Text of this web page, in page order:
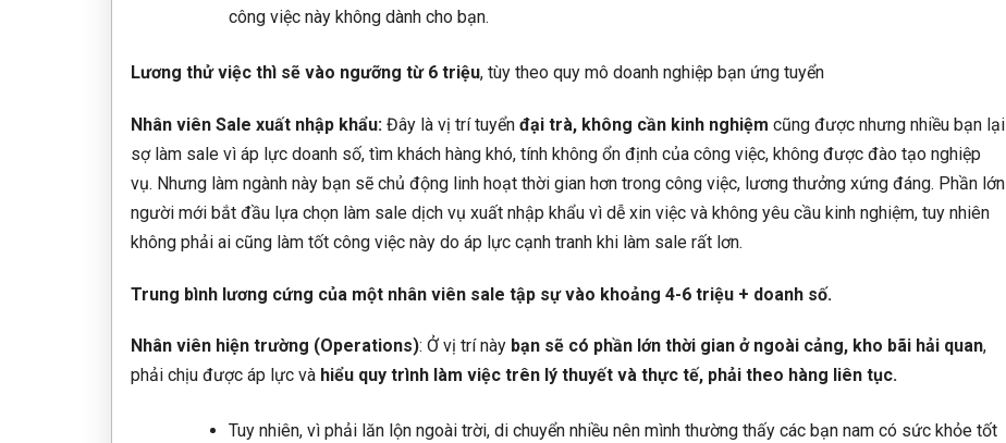
công việc này không dành cho bạn.
Lương thử việc thì sẽ vào ngưỡng từ 6 triệu, tùy theo quy mô doanh nghiệp bạn ứng tuyển
Nhân viên Sale xuất nhập khẩu: Đây là vị trí tuyển đại trà, không cần kinh nghiệm cũng được nhưng nhiều bạn lại
sợ làm sale vì áp lực doanh số, tìm khách hàng khó, tính không ổn định của công việc, không được đào tạo nghiệp
vụ. Nhưng làm ngành này bạn sẽ chủ động linh hoạt thời gian hơn trong công việc, lương thưởng xứng đáng. Phần lớn
người mới bắt đầu lựa chọn làm sale dịch vụ xuất nhập khẩu vì dễ xin việc và không yêu cầu kinh nghiệm, tuy nhiên
không phải ai cũng làm tốt công việc này do áp lực cạnh tranh khi làm sale rất lơn.
Trung bình lương cứng của một nhân viên sale tập sự vào khoảng 4-6 triệu + doanh số.
Nhân viên hiện trường (Operations): Ở vị trí này bạn sẽ có phần lớn thời gian ở ngoài cảng, kho bãi hải quan,
phải chịu được áp lực và hiểu quy trình làm việc trên lý thuyết và thực tế, phải theo hàng liên tục.
Tuy nhiên, vì phải lăn lộn ngoài trời, di chuyển nhiều nên mình thường thấy các bạn nam có sức khỏe tốt